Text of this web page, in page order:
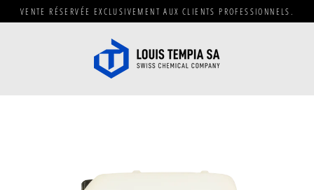
Passer
au
VENTE RÉSERVÉE EXCLUSIVEMENT AUX CLIENTS PROFESSIONNELS.